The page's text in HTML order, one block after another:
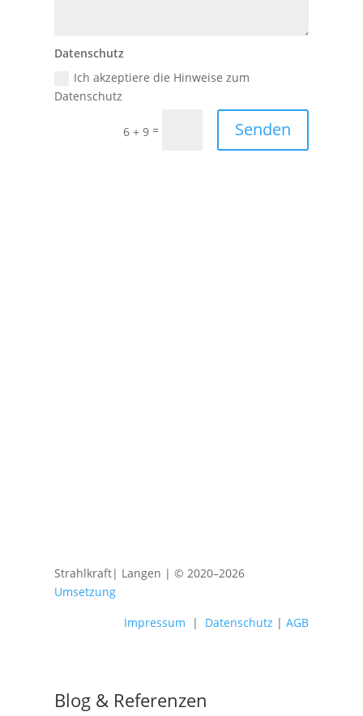
Datenschutz
Ich akzeptiere die Hinweise zum
Datenschutz
6 + 9= Senden
Strahlkraft| Langen | © 2020–2026
Umsetzung
Impressum
| Datenschutz | AGB
Blog & Referenzen